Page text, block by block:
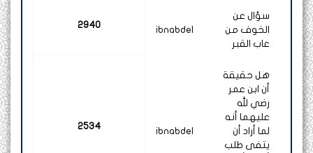
سؤال عن
الخوف من
عاب القبر
ibnabdel
2940
هل حقيقة
أن ابن عمر
رضي لله
عليهما أنه
لما أراد أن
يتفى طلب
ibnabdel
2534